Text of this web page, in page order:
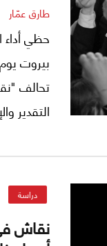
طارق عمّار
حظي أداء
بيروت
التقدير
دراسة
نقاش